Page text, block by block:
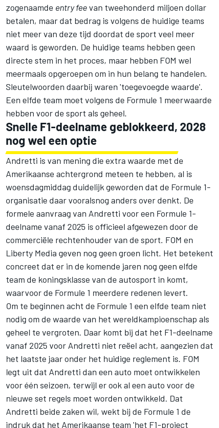
zogenaamde entry feevan tweehonderd miljoen dollar
betalen, maar dat bedrag is volgens de huidige teams
niet meer van deze tijd doordat de sport veel meer
waard is geworden. De huidige teams hebben geen
directe stem in het proces, maar hebben FOM wel
meermaals opgeroepen om in hun belang te handelen.
Sleutelwoorden daarbij waren 'toegevoegde waarde'.
Een elfde team moet volgens de Formule 1 meerwaarde
hebben voor de sport als geheel.
Snelle F1-deelname geblokkeerd, 2028
nog wel een optie
Andretti is van mening die extra waarde met de
Amerikaanse achtergrond meteen te hebben, al is
woensdagmiddag duidelijk geworden dat de Formule 1-
organisatie daar vooralsnog anders over denkt. De
formele aanvraag van Andretti voor een Formule 1-
deelname vanaf 2025 is officieel afgewezen door de
commerciële rechtenhouder van de sport. FOM en
Liberty Media geven nog geen groen licht. Het betekent
concreet dat er in de komende jaren nog geen elfde
team de koningsklasse van de autosport in komt,
waarvoor de Formule 1 meerdere redenen levert.
Om te beginnen acht de Formule 1 een elfde team niet
nodig om de waarde van het wereldkampioenschap als
geheel te vergroten. Daar komt bij dat het F1-deelname
vanaf 2025 voor Andretti niet reëel acht, aangezien dat
het laatste jaar onder het huidige reglement is. FOM
legt uit dat Andretti dan een auto moet ontwikkelen
voor één seizoen, terwijl er ook al een auto voor de
nieuwe set regels moet worden ontwikkeld. Dat
Andretti beide zaken wil, wekt bij de Formule 1 de
indruk dat het Amerikaanse team 'het F1-project